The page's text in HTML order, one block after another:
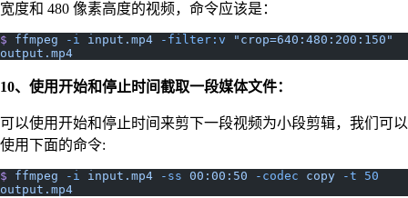
宽度和 480 像素高度的视频，命令应该是：
$ ffmpeg -i input.mp4 -filter:v "crop=640:480:200:150"
output.mp4
10、使用开始和停止时间截取一段媒体文件：
可以使用开始和停止时间来剪下一段视频为小段剪辑，我们可以
使用下面的命令:
$ ffmpeg -i input.mp4 -ss 00:00:50 -codec copy -t 50
output.mp4